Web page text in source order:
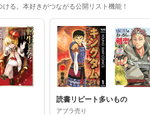
る。本好きがつながる公開リスト機能！
読書リピート多いもの
アブラ売り